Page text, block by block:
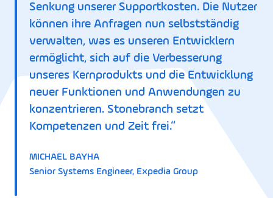
Senkung unserer Supportkosten. Die Nutzer
können ihre Anfragen nun selbstständig
verwalten, was es unseren Entwicklern
ermöglicht, sich auf die Verbesserung
unseres Kernprodukts und die Entwicklung
neuer Funktionen und Anwendungen zu
konzentrieren. Stonebranch setzt
Kompetenzen und Zeit frei.“
MICHAEL BAYHA
Senior Systems Engineer, Expedia Group